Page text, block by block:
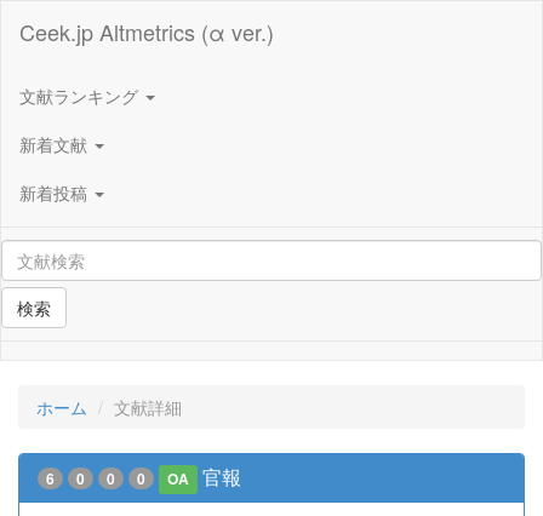
Ceek.jp Altmetrics (α ver.)
文献ランキング
新着文献
新着投稿
検索
ホーム 文献詳細
6 0 0 0 OA 官報